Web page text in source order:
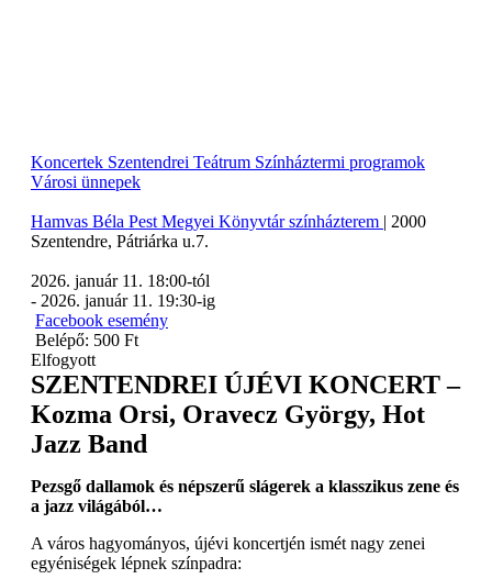
Koncertek Szentendrei Teátrum Színháztermi programok
Városi ünnepek
Hamvas Béla Pest Megyei Könyvtár színházterem | 2000
Szentendre, Pátriárka u.7.
2026. január 11. 18:00-tól
- 2026. január 11. 19:30-ig
Facebook esemény
Belépő: 500 Ft
Elfogyott
SZENTENDREI ÚJÉVI KONCERT –
Kozma Orsi, Oravecz György, Hot
Jazz Band
Pezsgő dallamok és népszerű slágerek a klasszikus zene és
a jazz világából…
A város hagyományos, újévi koncertjén ismét nagy zenei
egyéniségek lépnek színpadra: